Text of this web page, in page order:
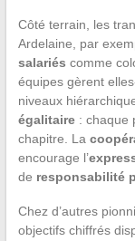
Côté terrain, les
Ardelaine, par
salariés comme
équipes gèrent
niveaux
égalitaire: chaque
chapitre. La
encourage l’
de responsabilité
Chez d’autres
objectifs chiffrés